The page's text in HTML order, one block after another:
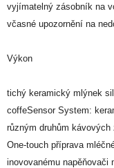
vyjímatelný zásobník na
včasné upozornění na
Výkon
tichý keramický mlýnek
coffeSensor System:
různým druhům kávových
One-touch příprava
inovovanému napěňovači